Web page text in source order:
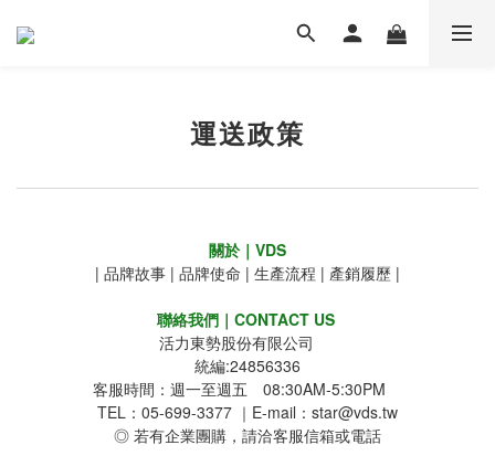
運送政策
關於｜VDS
| 品牌故事 | 品牌使命 | 生產流程 | 產銷履歷 |
聯絡我們｜CONTACT US
活力東勢股份有限公司
統編:24856336
客服時間：週一至週五 08:30AM-5:30PM
TEL：05-699-3377 ｜E-mail：star@vds.tw
◎ 若有企業團購，請洽客服信箱或電話